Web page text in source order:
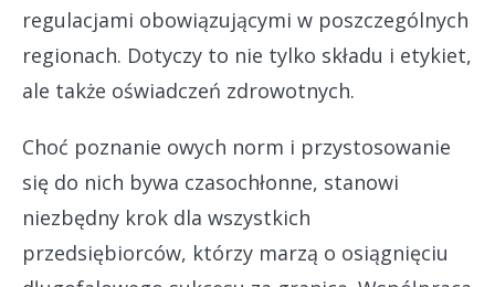
regulacjami obowiązującymi w poszczególnych
regionach. Dotyczy to nie tylko składu i etykiet,
ale także oświadczeń zdrowotnych.
Choć poznanie owych norm i przystosowanie
się do nich bywa czasochłonne, stanowi
niezbędny krok dla wszystkich
przedsiębiorców, którzy marzą o osiągnięciu